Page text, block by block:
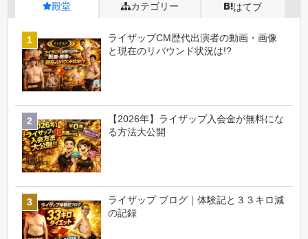
殿堂 カテゴリー はてブ
ライザップCM歴代出演者の動画・画像
と現在のリバウンド状況は!?
【2026年】ライザップ入会金が無料にな
る方法大公開
ライザップ ブログ｜体験記と３３キロ減
の記録